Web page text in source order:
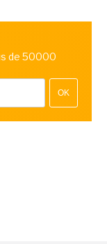
de 50000
OK